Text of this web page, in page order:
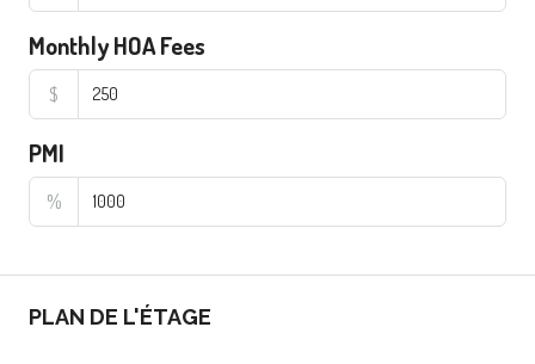
Monthly HOA Fees
$
PMI
%
PLAN DE L'ÉTAGE